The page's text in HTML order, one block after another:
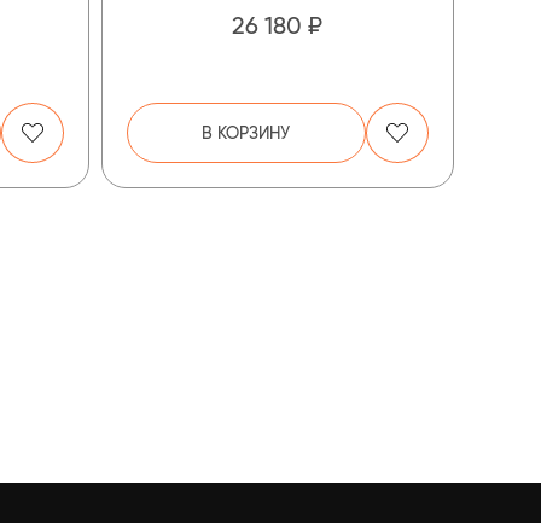
26 180 ₽
В КОРЗИНУ